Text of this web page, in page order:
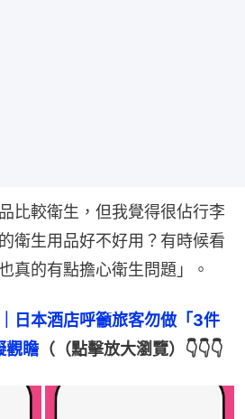
比較衛生，但我覺得很佔行李
衛生用品好不好用？有時候看
真的有點擔心衛生問題」。
日本酒店呼籲旅客勿做「3件
觀瞻 （（點擊放大瀏覽）👇👇👇